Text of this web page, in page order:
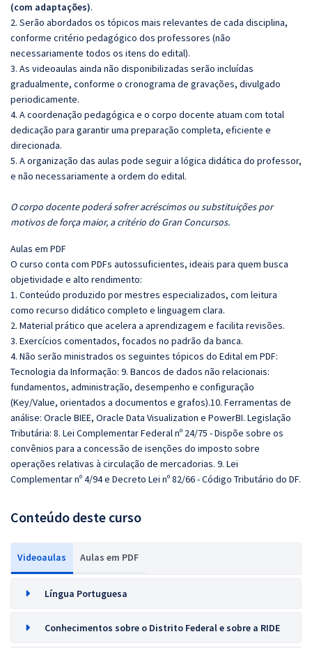
(com adaptações).
2. Serão abordados os tópicos mais relevantes de cada disciplina,
conforme critério pedagógico dos professores (não
necessariamente todos os itens do edital).
3. As videoaulas ainda não disponibilizadas serão incluídas
gradualmente, conforme o cronograma de gravações, divulgado
periodicamente.
4. A coordenação pedagógica e o corpo docente atuam com total
dedicação para garantir uma preparação completa, eficiente e
direcionada.
5. A organização das aulas pode seguir a lógica didática do professor,
e não necessariamente a ordem do edital.
O corpo docente poderá sofrer acréscimos ou substituições por
motivos de força maior, a critério do Gran Concursos.
Aulas em PDF
O curso conta com PDFs autossuficientes, ideais para quem busca
objetividade e alto rendimento:
1. Conteúdo produzido por mestres especializados, com leitura
como recurso didático completo e linguagem clara.
2. Material prático que acelera a aprendizagem e facilita revisões.
3. Exercícios comentados, focados no padrão da banca.
4. Não serão ministrados os seguintes tópicos do Edital em PDF:
Tecnologia da Informação: 9. Bancos de dados não relacionais:
fundamentos, administração, desempenho e configuração
(Key/Value, orientados a documentos e grafos).10. Ferramentas de
análise: Oracle BIEE, Oracle Data Visualization e PowerBI. Legislação
Tributária: 8. Lei Complementar Federal nº 24/75 - Dispõe sobre os
convênios para a concessão de isenções do imposto sobre
operações relativas à circulação de mercadorias. 9. Lei
Complementar nº 4/94 e Decreto Lei nº 82/66 - Código Tributário do DF.
Conteúdo deste curso
Videoaulas Aulas em PDF
Língua Portuguesa
Conhecimentos sobre o Distrito Federal e sobre a RIDE